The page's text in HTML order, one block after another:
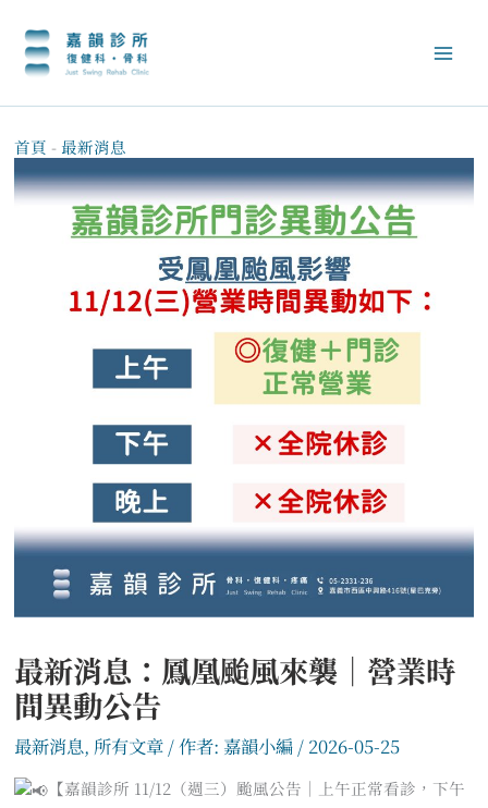
容首頁 - 最新消息
最新消息：鳳凰颱風來襲｜營業時
間異動公告
最新消息, 所有文章/ 作者: 嘉韻小編 / 2026-05-25
【嘉韻診所 11/12（週三）颱風公告｜上午正常看診，下午